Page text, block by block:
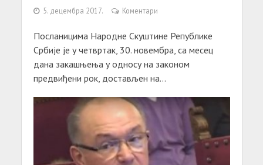
5. децембра 2017. Коментари
Посланицима Народне Скуштине Републике
Србије је у четвртак, 30. новембра, са месец
дана закашњења у односу на законом
предвиђени рок, достављен на...